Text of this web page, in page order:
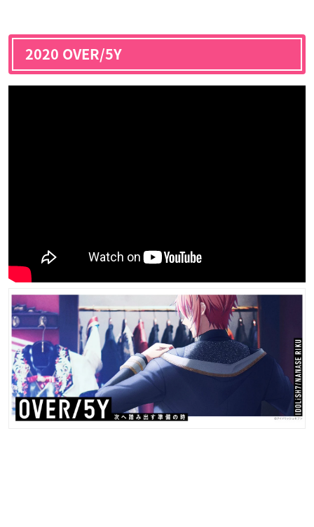
2020 OVER/5Y